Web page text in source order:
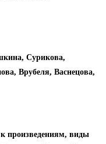
Сурикова,
Врубеля, Васнецова,
произведениям, виды